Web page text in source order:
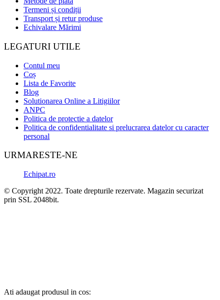
Termeni și condiții
Transport și retur produse
Echivalare Mărimi
LEGATURI UTILE
Contul meu
Coș
Lista de Favorite
Blog
Solutionarea Online a Litigiilor
ANPC
Politica de protectie a datelor
Politica de confidentialitate si prelucrarea datelor cu caracter
personal
URMARESTE-NE
Echipat.ro
© Copyright 2022. Toate drepturile rezervate. Magazin securizat
prin SSL 2048bit.
Ati adaugat produsul in cos: